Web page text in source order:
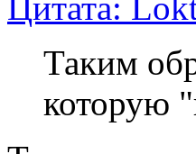
Таким
которую